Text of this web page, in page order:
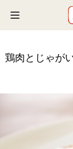
Toggle navigation
鶏肉とじゃが